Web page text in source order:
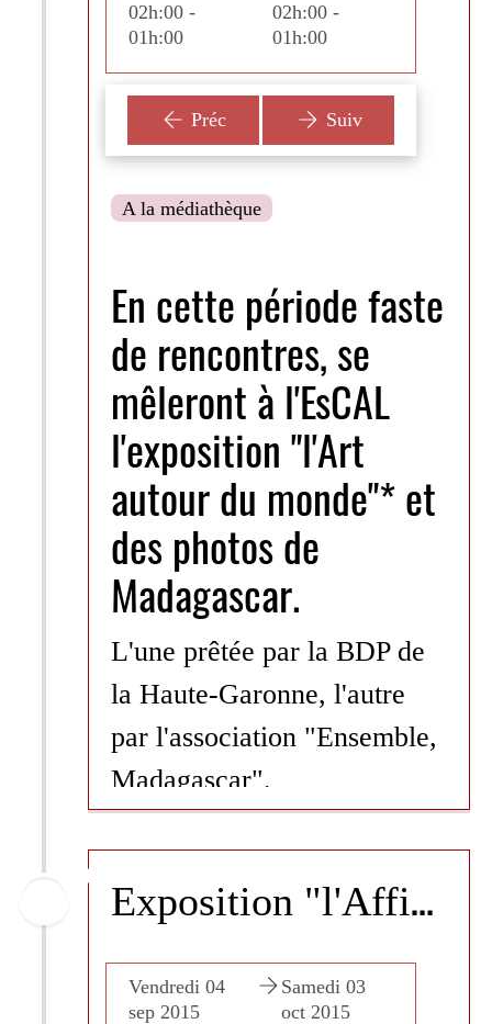
02h:00 -
01h:00
02h:00 -
01h:00
Préc Suiv
A la médiathèque
En cette période faste
de rencontres, se
mêleront à l'EsCAL
l'exposition "l'Art
autour du monde"* et
des photos de
Madagascar.
L'une prêtée par la BDP de
la Haute-Garonne, l'autre
par l'association "Ensemble,
Madagascar".
novembre
Conçue par Caroline Desnoëttes * et
Venez découvrir l'exposition «L'art autour
E
xposition "l'Affiche"
Vendredi 04
sep 2015
Samedi 03
oct 2015